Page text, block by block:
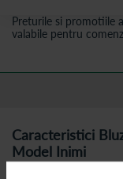
Preturile si promotiile
valabile pentru
Caracteristici
Model Inimi